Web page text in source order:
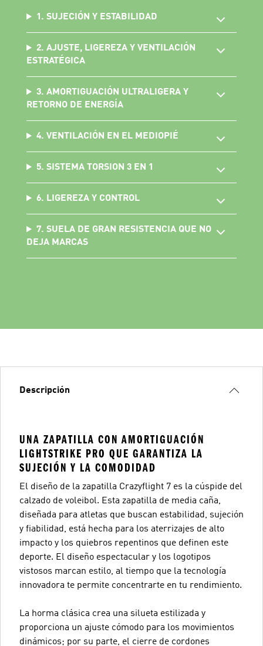
1. SUJECIÓN Y ESTABILIDAD
2. AJUSTE, LIGEREZA Y VENTILACIÓN
ESTRATÉGICA
3. AMORTIGUACIÓN ULTRALIGERA Y
RETORNO DE ENERGÍA
4. VENTILACIÓN EN EL MEDIOPIÉ
5. SISTEMA TORSION 3 EN 1
6. LIGEREZA Y CONTROL
7. SUELA DE GRAN RESISTENCIA QUE NO
DEJA MARCAS
Descripción
UNA ZAPATILLA CON AMORTIGUACIÓN
LIGHTSTRIKE PRO QUE GARANTIZA LA
SUJECIÓN Y LA COMODIDAD
El diseño de la zapatilla Crazyflight 7 es la cúspide del
calzado de voleibol. Esta zapatilla de media caña,
diseñada para atletas que buscan estabilidad, sujeción
y fiabilidad, está hecha para los aterrizajes de alto
impacto y los quiebros repentinos que definen este
deporte. El diseño espectacular y los logotipos
vistosos marcan estilo, al tiempo que la tecnología
innovadora te permite concentrarte en tu rendimiento.
La horma clásica crea una silueta estilizada y
proporciona un ajuste cómodo para los movimientos
dinámicos; por su parte, el cierre de cordones